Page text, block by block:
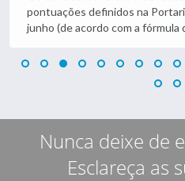
pontuações definidos na
junho (de acordo com a
Nunca deixe de
Esclareça as